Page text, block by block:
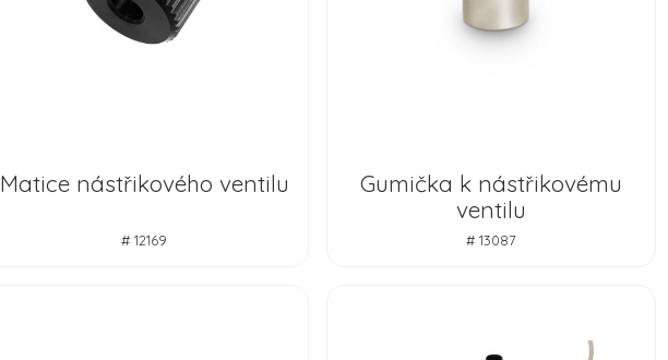
Matice nástřikového ventilu
# 12169
Gumička k nástřikovému
ventilu
# 13087